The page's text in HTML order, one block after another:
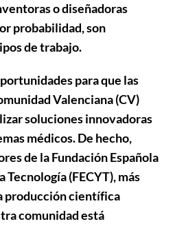
o diseñadoras
probabilidad, son
de trabajo.
para que las
Valenciana (CV)
soluciones innovadoras
médicos. De hecho,
de la Fundación Española
Tecnología (FECYT), más
producción científica
comunidad está